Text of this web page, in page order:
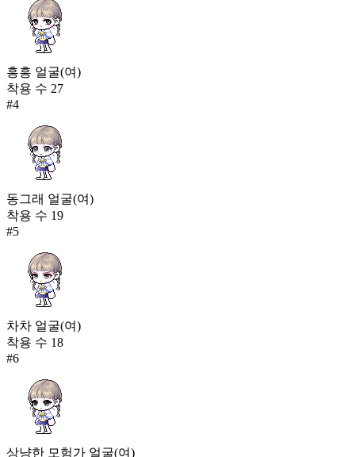
흥흥 얼굴(여)
착용 수 27
#4
동그래 얼굴(여)
착용 수 19
#5
차차 얼굴(여)
착용 수 18
#6
상냥한 모험가 얼굴(여)